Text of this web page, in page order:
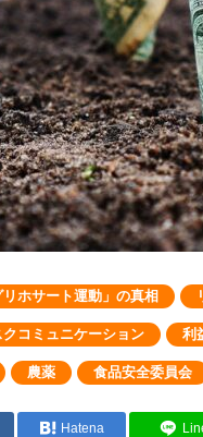
ホサート運動」の真相
クコミュニケーション 利
農薬 食品安全委員会
Hatena